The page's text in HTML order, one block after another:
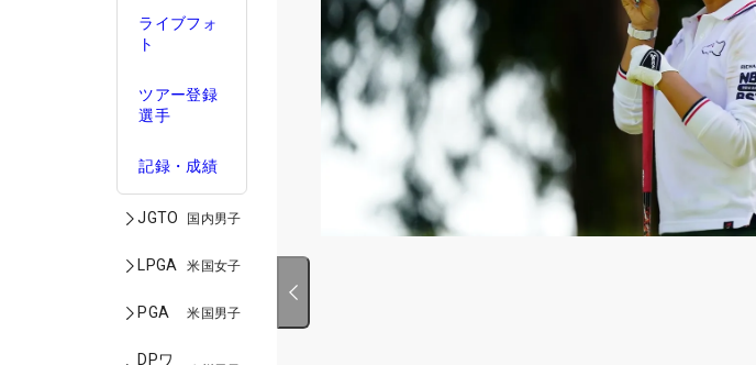
ライブフォ
ト
ツアー登録
選手
記録・成績
JGTO 国内男子
LPGA 米国女子
PGA 米国男子
DPワ